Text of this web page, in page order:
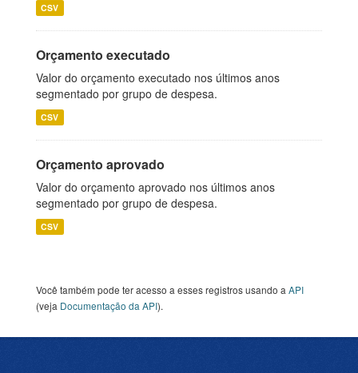
CSV
Orçamento executado
Valor do orçamento executado nos últimos anos
segmentado por grupo de despesa.
CSV
Orçamento aprovado
Valor do orçamento aprovado nos últimos anos
segmentado por grupo de despesa.
CSV
Você também pode ter acesso a esses registros usando a API
(veja Documentação da API).